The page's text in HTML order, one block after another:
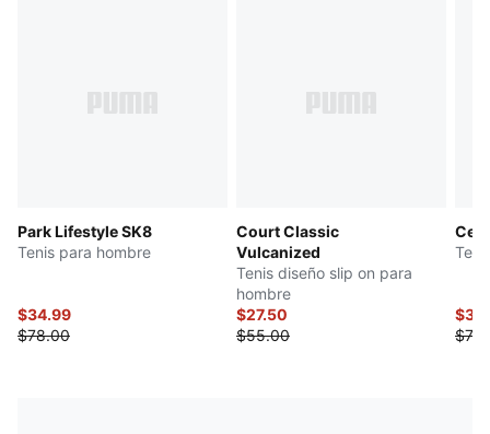
Park Lifestyle SK8
Tenis para hombre
$34.99
$78.00
Court Classic
Vulcanized
Tenis diseño slip on para
hombre
$27.50
$55.00
Cell